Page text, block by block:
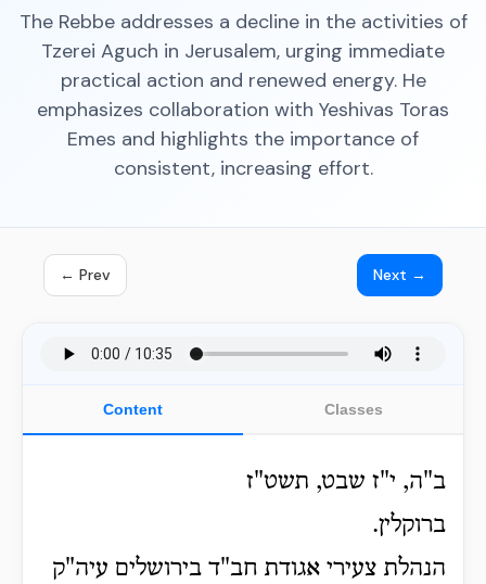
The Rebbe addresses a decline in the activities of
Tzerei Aguch in Jerusalem, urging immediate
practical action and renewed energy. He
emphasizes collaboration with Yeshivas Toras
Emes and highlights the importance of
consistent, increasing effort.
← Prev Next →
Content Classes
ב"ה, י"ז שבט, תשט"ז
ברוקלין.
הנהלת צעירי אגודת חב"ד בירושלים עיה"ק